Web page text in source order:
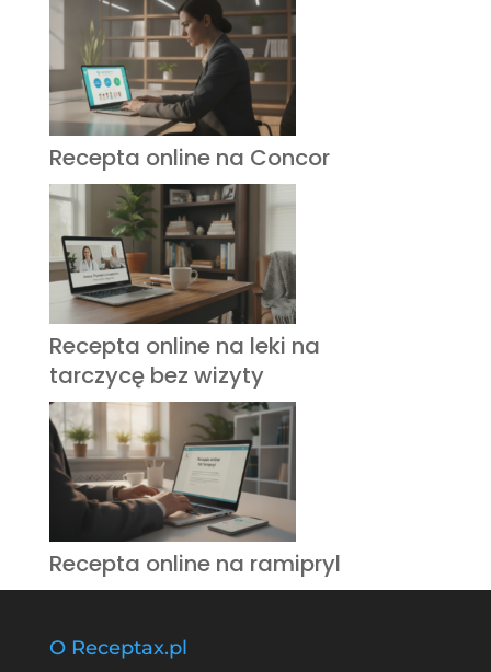
Recepta online na Concor
Recepta online na leki na
tarczycę bez wizyty
Recepta online na ramipryl
O Receptax.pl